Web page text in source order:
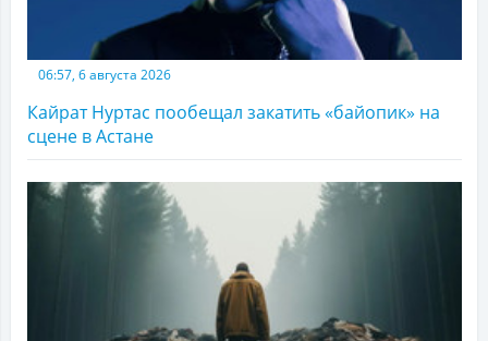
06:57, 6 августа 2026
Кайрат Нуртас пообещал закатить «байопик» на
сцене в Астане